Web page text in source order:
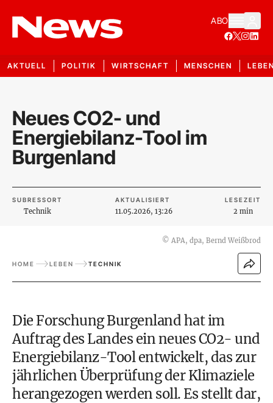
ABO
AKTUELL POLITIK WIRTSCHAFT MENSCHEN
Neues CO2- und
Energiebilanz-Tool im
Burgenland
SUBRESSORT
Technik
AKTUALISIERT
11.05.2026, 13:26
LESEZEIT
2 min
© APA, dpa, Bernd Weißbrod
HOME LEBEN TECHNIK
Die Forschung Burgenland hat im
Auftrag des Landes ein neues CO2- und
Energiebilanz-Tool entwickelt, das zur
jährlichen Überprüfung der Klimaziele
herangezogen werden soll. Es stellt dar,